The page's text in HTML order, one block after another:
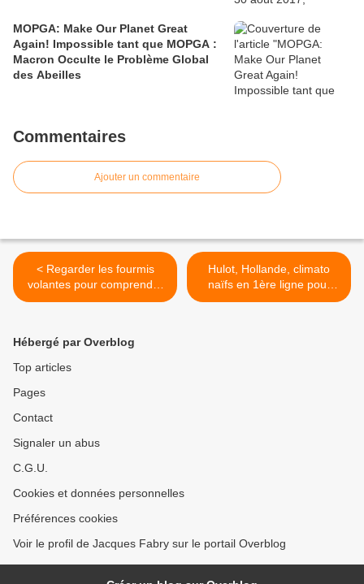
MOPGA: Make Our Planet Great
Again! Impossible tant que MOPGA :
Macron Occulte le Problème Global
des Abeilles
Commentaires
Ajouter un commentaire
< Regarder les fourmis
volantes pour comprendre
la désorientation des
Hulot, Hollande, climato
naïfs en 1ère ligne pour
COP 21, Paris 2015 >
Hébergé par Overblog
Top articles
Pages
Contact
Signaler un abus
C.G.U.
Cookies et données personnelles
Préférences cookies
Voir le profil de Jacques Fabry sur le portail Overblog